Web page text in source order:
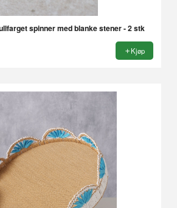
spinner med blanke stener - 2 stk
Kjøp